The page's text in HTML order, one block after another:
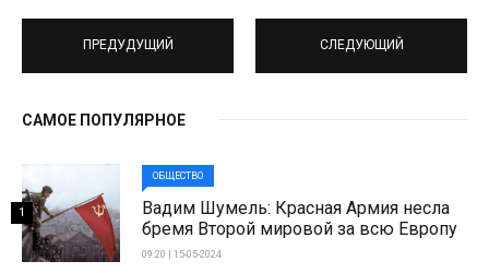
ПРЕДУДУЩИЙ СЛЕДУЮЩИЙ
САМОЕ ПОПУЛЯРНОЕ
ОБЩЕСТВО
Вадим Шумель: Красная Армия несла
бремя Второй мировой за всю Европу
09:20 | 15-05-2024
1